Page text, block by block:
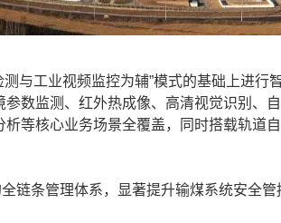
工业视频监控为辅”模式的基础上进行
数监测、红外热成像、高清视觉识别、
等核心业务场景全覆盖，同时搭载轨道自
条管理体系，显著提升输煤系统安全管